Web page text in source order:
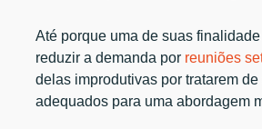
Até porque uma de suas
reduzir a demanda por reuniões
delas improdutivas por tratarem
adequados para uma abordagem